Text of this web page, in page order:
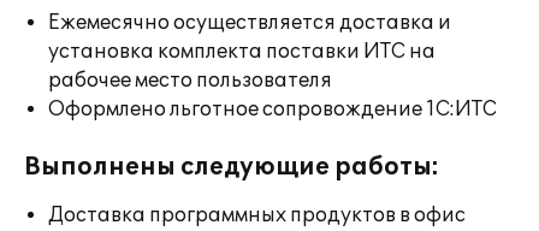
Ежемесячно осуществляется доставка и
установка комплекта поставки ИТС на
рабочее место пользователя
Оформлено льготное сопровождение 1С:ИТС
Выполнены следующие работы:
Доставка программных продуктов в офис